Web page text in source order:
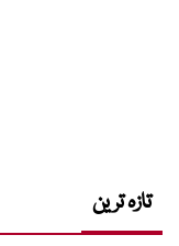
تازہ ترین